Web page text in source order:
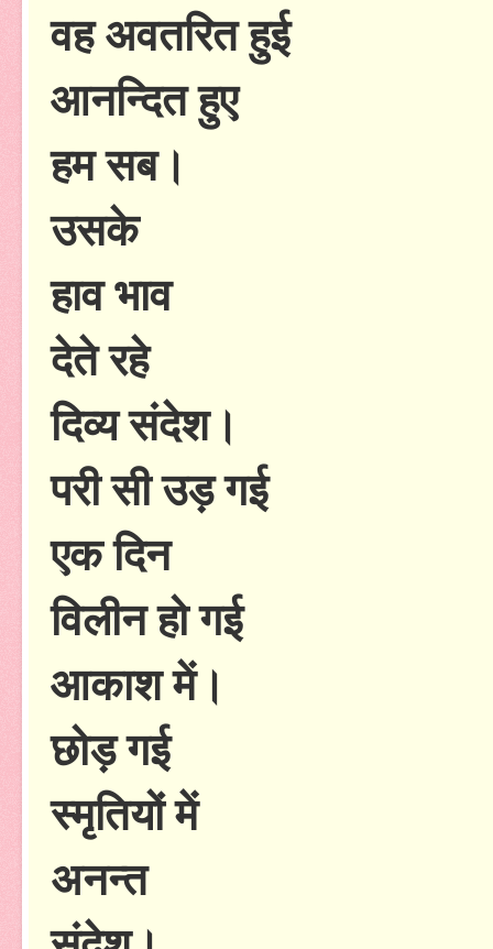
वह अवतरित हुई
आनन्दित हुए
हम सब।
उसके
हाव भाव
देते रहे
दिव्य संदेश।
परी सी उड़ गई
एक दिन
विलीन हो गई
आकाश में।
छोड़ गई
स्मृतियों में
अनन्त